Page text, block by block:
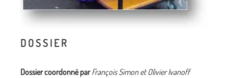
D O S S I E R
Dossier coordonné par François Simon et Olivier Ivanoff